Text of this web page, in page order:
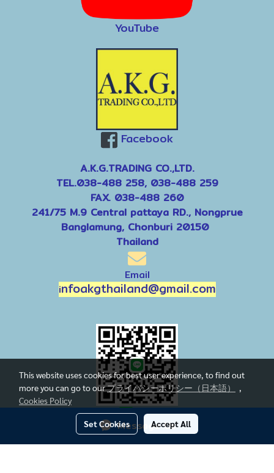
Message Us
YouTube
Facebook
A.K.G.TRADING CO.,LTD.
TEL.038-488 258, 038-488 259
FAX. 038-488 260
241/75 M.9 Central pattaya RD., Nongprue
Banglamung, Chonburi 20150
Thailand
Email
infoakgthailand@gmail.com
line
This website uses cookies for best user experience, to find out
more you can go to ourプライバシーポリシー（日本語）
,
Cookies Policy
Set Cookies Accept All